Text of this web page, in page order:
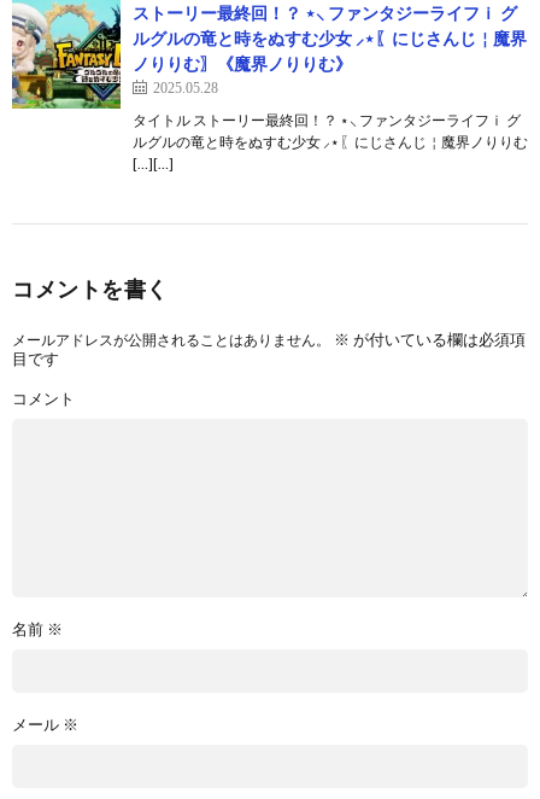
ストーリー最終回！？ ⋆⸜ ファンタジーライフｉ グ
ルグルの竜と時をぬすむ少女 ⸝⋆〖にじさんじ￤魔界
ノりりむ〗《魔界ノりりむ》
2025.05.28
タイトル ストーリー最終回！？ ⋆⸜ ファンタジーライフｉ グ
ルグルの竜と時をぬすむ少女 ⸝⋆〖にじさんじ￤魔界ノりりむ
[…][…]
コメントを書く
メールアドレスが公開されることはありません。 ※ が付いている欄は必須項
目です
コメント
名前 ※
メール ※